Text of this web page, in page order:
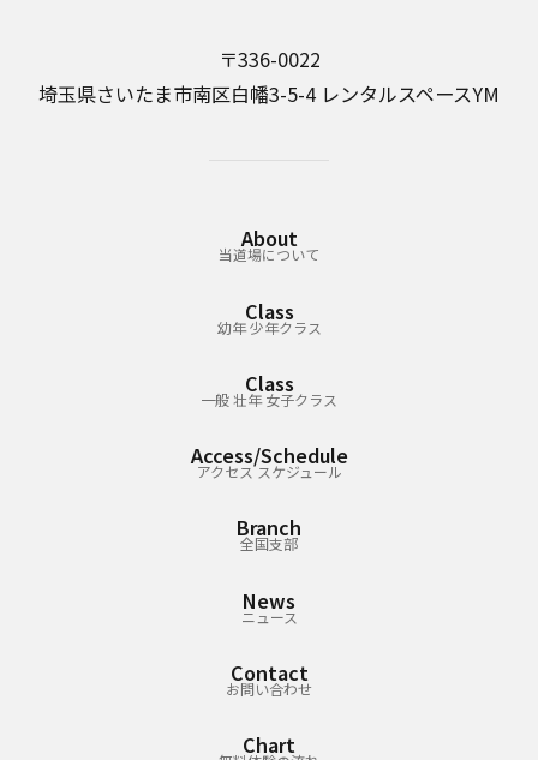
〒336-0022
埼玉県さいたま市南区白幡3-5-4 レンタルスペースYM
About
当道場について
Class
幼年 少年クラス
Class
一般 壮年 女子クラス
Access/Schedule
アクセス スケジュール
Branch
全国支部
News
ニュース
Contact
お問い合わせ
Chart